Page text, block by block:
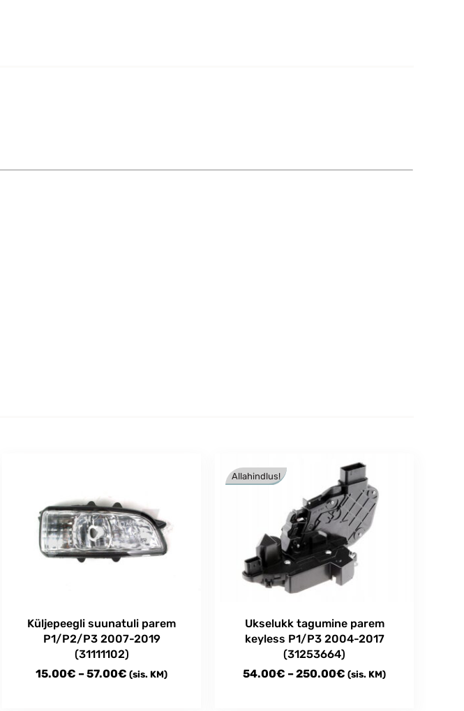
Küljepeegli suunatuli parem
P1/P2/P3 2007-2019
(31111102)
15.00€ –57.00€ Price
(sis. KM)
Allahindlus!
Ukselukk tagumine parem
keyless P1/P3 2004-2017
(31253664)
54.00€ –250.00€ Price
(sis. KM)